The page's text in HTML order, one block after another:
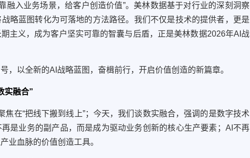
融入业务场景，给客户创造价值”。美林数据基于对行业的深刻洞察
略蓝图转化为可落地的方法路径。我们不仅是技术的提供者，更是
主义，成为客户坚实可靠的智囊与后盾，正是美林数据2026年AI战
以全新的AI战略蓝图，奋楫前行，开启价值创造的新篇章。
实融合”
在“把线下搬到线上”；今天，我们谈数实融合，强调的是数字技术
是业务的副产品，而是成为驱动业务创新的核心生产要素；AI不再
业血脉的价值创造工具。